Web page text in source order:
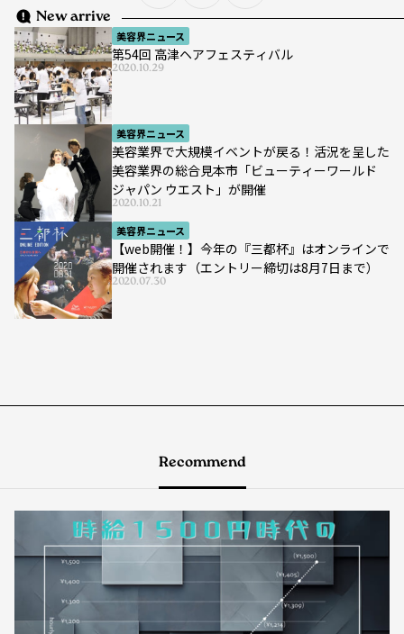
New arrive
美容界ニュース
第54回 高津ヘアフェスティバル
2020.10.29
美容界ニュース
美容業界で大規模イベントが戻る！活況を呈した
美容業界の総合見本市「ビューティーワールド
ジャパン ウエスト」が開催
2020.10.21
美容界ニュース
【web開催！】今年の『三都杯』はオンラインで
開催されます（エントリー締切は8月7日まで）
2020.07.30
Recommend